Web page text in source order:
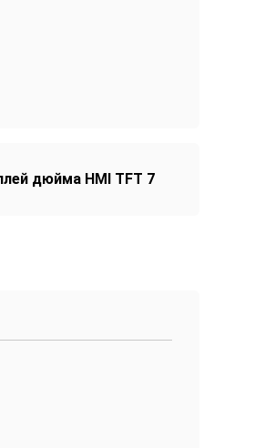
дюйма HMI TFT 7